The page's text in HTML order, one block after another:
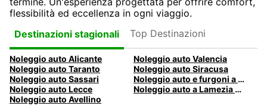
flessibilità ed eccellenza in ogni viaggio.
Destinazioni stagionali
Top Destinazioni
Noleggio auto Alicante
Noleggio auto Valencia
Noleggio auto Taranto
Noleggio auto Siracusa
Noleggio auto Sassari
Noleggio auto e furgoni a Pescara
Noleggio auto Lecce
Noleggio auto a Lamezia Terme, Italia
Noleggio auto Avellino